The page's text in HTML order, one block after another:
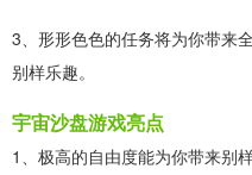
3、形形色色的任务将为你带来
别样乐趣。
宇宙沙盘游戏亮点
1、极高的自由度能为你带来别